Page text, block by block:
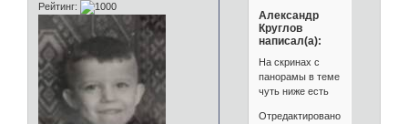
Рейтинг:
Александр
Круглов
написал(а):
На скринах с
панорамы в теме
чуть ниже есть
Отредактировано